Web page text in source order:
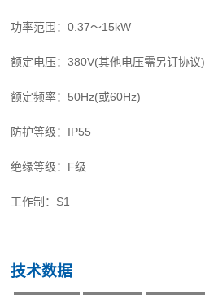
功率范围：0.37～15kW
额定电压：380V(其他电压需另订协议)
额定频率：50Hz(或60Hz)
防护等级：IP55
绝缘等级：F级
工作制：S1
技术数据